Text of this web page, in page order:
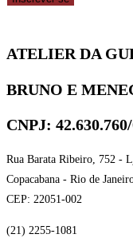
ATELIER DA
BRUNO E
CNPJ:
Rua Barata Ribeiro, 752 -
Copacabana - Rio de
CEP: 22051-002
(21) 2255-1081